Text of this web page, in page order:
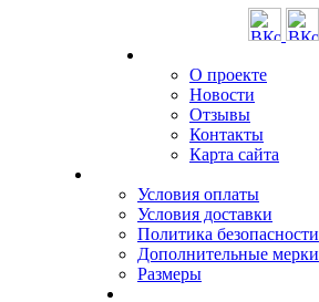
О проекте
Новости
Отзывы
Контакты
Карта сайта
Условия оплаты
Условия доставки
Политика безопасности
Дополнительные мерки
Размеры